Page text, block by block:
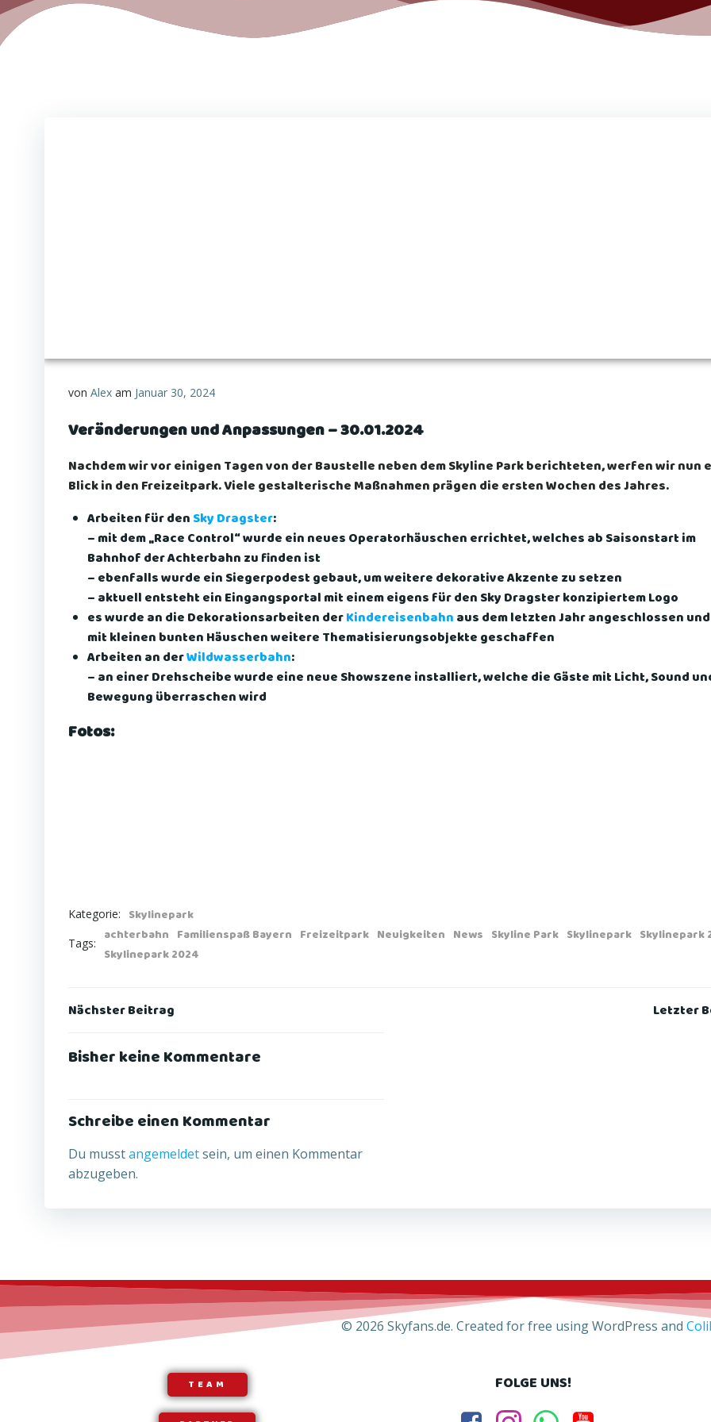
von Alex am Januar 30, 2024
Veränderungen und Anpassungen – 30.01.2024
Nachdem wir vor einigen Tagen von der Baustelle neben dem Skyline Park berichteten, werfen wir nun
Blick in den Freizeitpark. Viele gestalterische Maßnahmen prägen die ersten Wochen des Jahres.
Arbeiten für den Sky Dragster:
– mit dem „Race Control“ wurde ein neues Operatorhäuschen errichtet, welches ab Saisonstart im
Bahnhof der Achterbahn zu finden ist
– ebenfalls wurde ein Siegerpodest gebaut, um weitere dekorative Akzente zu setzen
– aktuell entsteht ein Eingangsportal mit einem eigens für den Sky Dragster konzipiertem Logo
es wurde an die Dekorationsarbeiten derKindereisenbahn aus dem letzten Jahr angeschlossen und
mit kleinen bunten Häuschen weitere Thematisierungsobjekte geschaffen
Arbeiten an derWildwasserbahn:
– an einer Drehscheibe wurde eine neue Showszene installiert, welche die Gäste mit Licht, Sound
Bewegung überraschen wird
Fotos:
Kategorie: Skylinepark
Tags: achterbahn Familienspaß Bayern Freizeitpark Neuigkeiten News Skyline Park Skylinepark Skylinepark
Skylinepark 2024
Post
navigation
Nächster Beitrag Letzter
Bisher keine Kommentare
Schreibe einen Kommentar
Du musstangemeldetsein, um einen Kommentar
abzugeben.
© 2026 Skyfans.de. Created for free using WordPress and
TEAM FOLGE UNS!